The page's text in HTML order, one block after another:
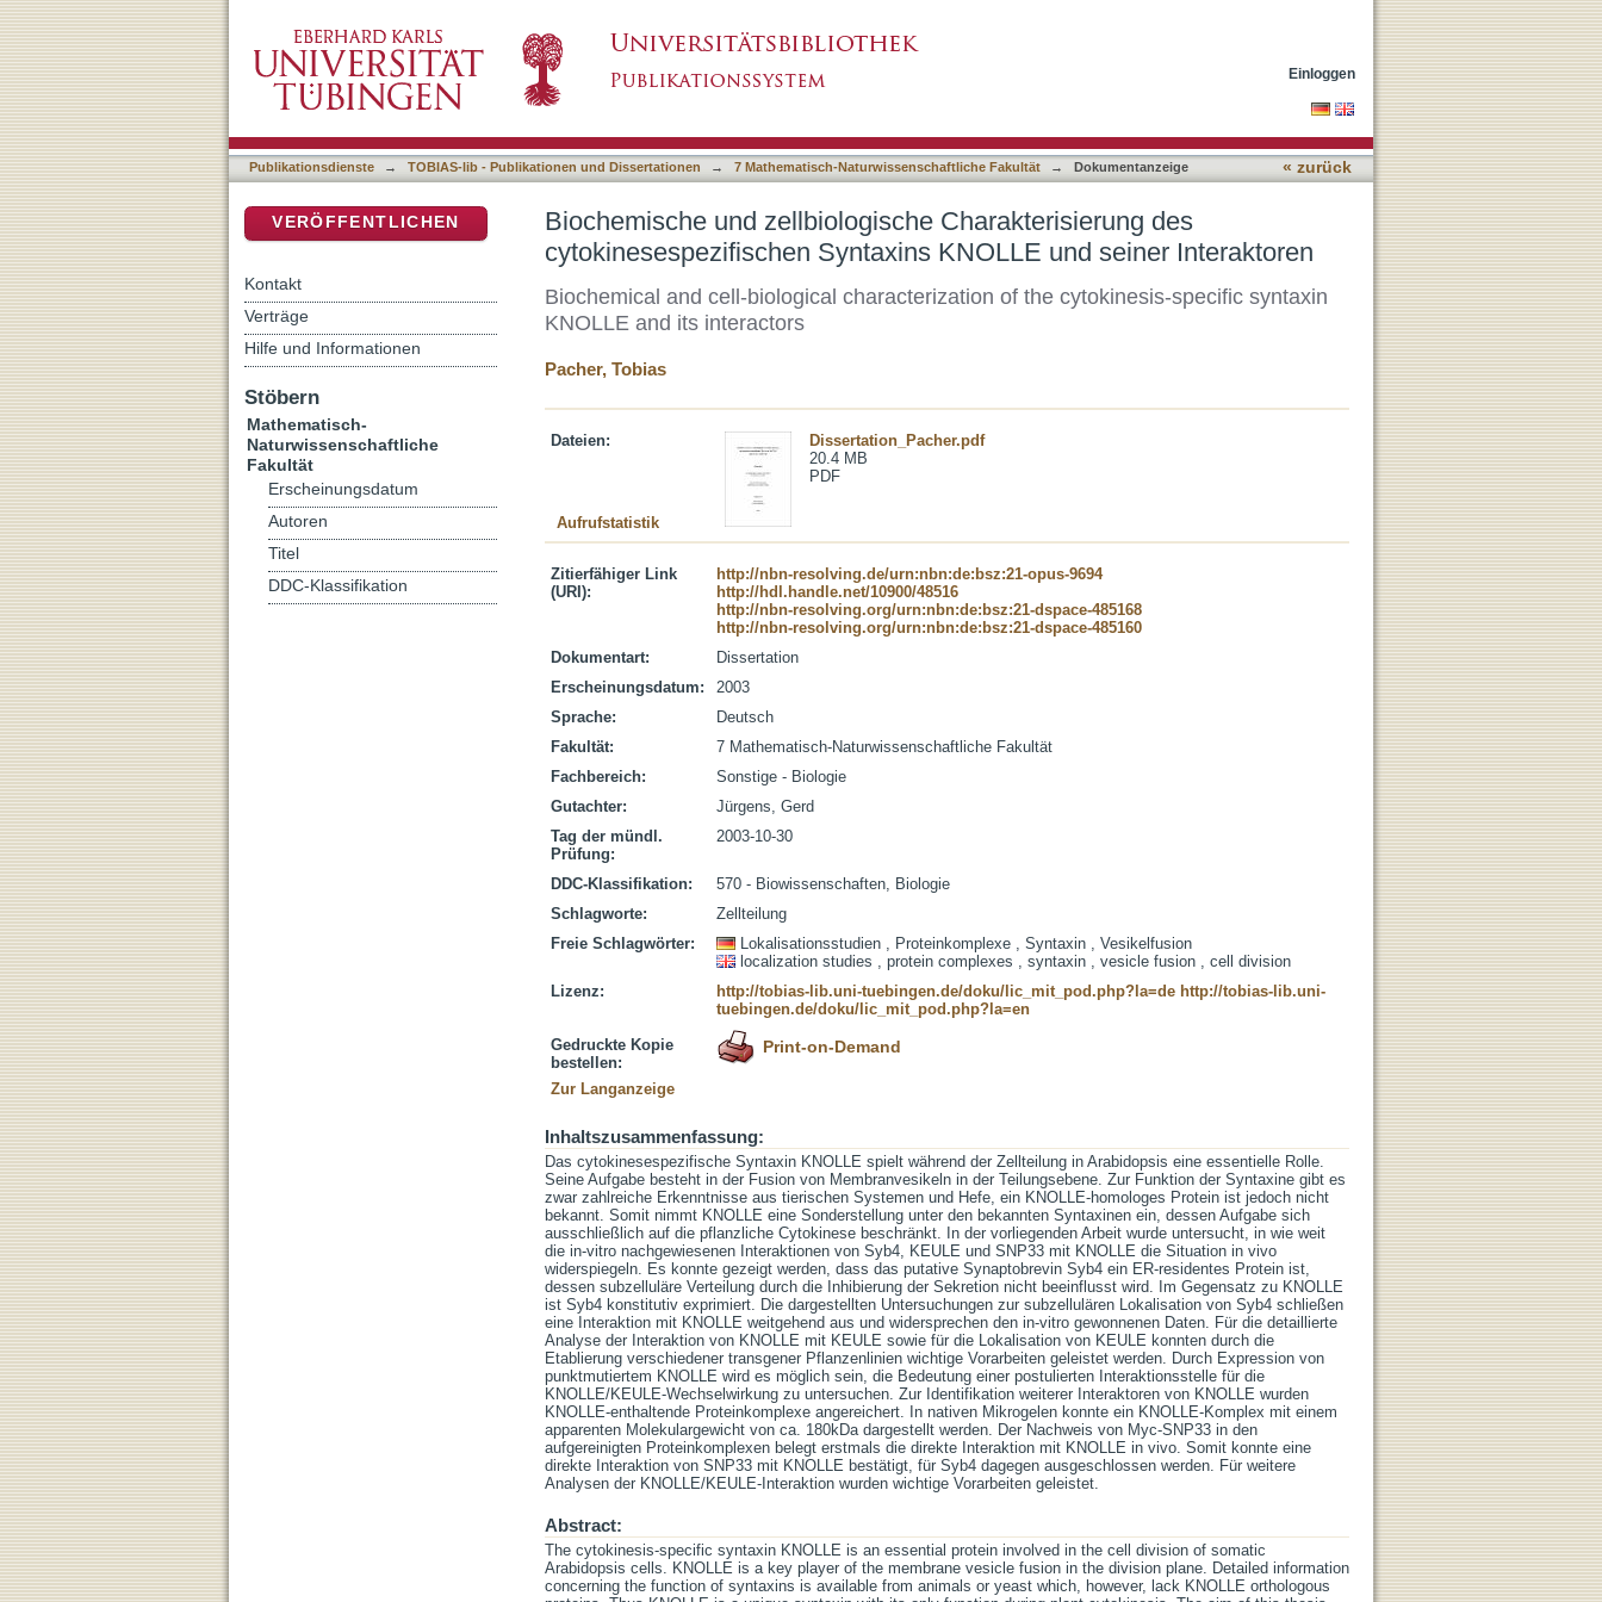
KNOLLE und seiner Interaktoren
Einloggen
Publikationsdienste → TOBIAS-lib - Publikationen und Dissertationen → 7 Mathematisch-Naturwissenschaftliche Fakultät → Dokumentanzeige « zurück
Biochemische und zellbiologische Charakterisierung des
cytokinesespezifischen Syntaxins KNOLLE und seiner Interaktoren
Biochemical and cell-biological characterization of the cytokinesis-specific syntaxin
KNOLLE and its interactors
Pacher, Tobias
Dateien:
Dissertation_Pacher.pdf
20.4 MB
PDF
Aufrufstatistik
Zitierfähiger Link
(URI):
http://nbn-resolving.de/urn:nbn:de:bsz:21-opus-9694
http://hdl.handle.net/10900/48516
http://nbn-resolving.org/urn:nbn:de:bsz:21-dspace-485168
http://nbn-resolving.org/urn:nbn:de:bsz:21-dspace-485160
Dokumentart:
Dissertation
Erscheinungsdatum:
2003
Sprache:
Deutsch
Fakultät:
7 Mathematisch-Naturwissenschaftliche Fakultät
Fachbereich:
Sonstige - Biologie
Gutachter:
Jürgens, Gerd
Tag der mündl.
Prüfung:
2003-10-30
DDC-Klassifikation:
570 - Biowissenschaften, Biologie
Schlagworte:
Zellteilung
Freie Schlagwörter:
Lokalisationsstudien , Proteinkomplexe , Syntaxin , Vesikelfusion
localization studies , protein complexes , syntaxin , vesicle fusion , cell division
Lizenz:
http://tobias-lib.uni-tuebingen.de/doku/lic_mit_pod.php?la=de http://tobias-lib.uni-
tuebingen.de/doku/lic_mit_pod.php?la=en
Gedruckte Kopie
bestellen:
Print-on-Demand
Zur Langanzeige
Inhaltszusammenfassung:
Das cytokinesespezifische Syntaxin KNOLLE spielt während der Zellteilung in Arabidopsis eine essentielle Rolle.
Seine Aufgabe besteht in der Fusion von Membranvesikeln in der Teilungsebene. Zur Funktion der Syntaxine gibt es
zwar zahlreiche Erkenntnisse aus tierischen Systemen und Hefe, ein KNOLLE-homologes Protein ist jedoch nicht
bekannt. Somit nimmt KNOLLE eine Sonderstellung unter den bekannten Syntaxinen ein, dessen Aufgabe sich
ausschließlich auf die pflanzliche Cytokinese beschränkt. In der vorliegenden Arbeit wurde untersucht, in wie weit
die in-vitro nachgewiesenen Interaktionen von Syb4, KEULE und SNP33 mit KNOLLE die Situation in vivo
widerspiegeln. Es konnte gezeigt werden, dass das putative Synaptobrevin Syb4 ein ER-residentes Protein ist,
dessen subzelluläre Verteilung durch die Inhibierung der Sekretion nicht beeinflusst wird. Im Gegensatz zu KNOLLE
ist Syb4 konstitutiv exprimiert. Die dargestellten Untersuchungen zur subzellulären Lokalisation von Syb4 schließen
eine Interaktion mit KNOLLE weitgehend aus und widersprechen den in-vitro gewonnenen Daten. Für die detaillierte
Analyse der Interaktion von KNOLLE mit KEULE sowie für die Lokalisation von KEULE konnten durch die
Etablierung verschiedener transgener Pflanzenlinien wichtige Vorarbeiten geleistet werden. Durch Expression von
punktmutiertem KNOLLE wird es möglich sein, die Bedeutung einer postulierten Interaktionsstelle für die
KNOLLE/KEULE-Wechselwirkung zu untersuchen. Zur Identifikation weiterer Interaktoren von KNOLLE wurden
KNOLLE-enthaltende Proteinkomplexe angereichert. In nativen Mikrogelen konnte ein KNOLLE-Komplex mit einem
apparenten Molekulargewicht von ca. 180kDa dargestellt werden. Der Nachweis von Myc-SNP33 in den
aufgereinigten Proteinkomplexen belegt erstmals die direkte Interaktion mit KNOLLE in vivo. Somit konnte eine
direkte Interaktion von SNP33 mit KNOLLE bestätigt, für Syb4 dagegen ausgeschlossen werden. Für weitere
Analysen der KNOLLE/KEULE-Interaktion wurden wichtige Vorarbeiten geleistet.
Abstract:
The cytokinesis-specific syntaxin KNOLLE is an essential protein involved in the cell division of somatic
Arabidopsis cells. KNOLLE is a key player of the membrane vesicle fusion in the division plane. Detailed information
concerning the function of syntaxins is available from animals or yeast which, however, lack KNOLLE orthologous
VERÖFFENTLICHEN
Kontakt
Verträge
Hilfe und Informationen
Stöbern
Mathematisch-
Naturwissenschaftliche
Fakultät
Erscheinungsdatum
Autoren
Titel
DDC-Klassifikation